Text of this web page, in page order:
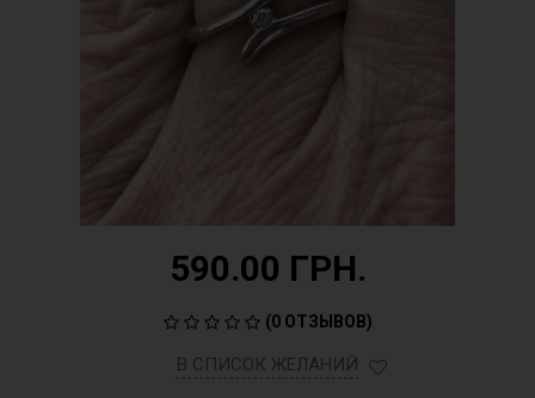
590.00 ГРН.
(0 ОТЗЫВОВ)
В СПИСОК ЖЕЛАНИЙ